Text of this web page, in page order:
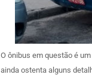
O ônibus em questão é
ainda ostenta alguns